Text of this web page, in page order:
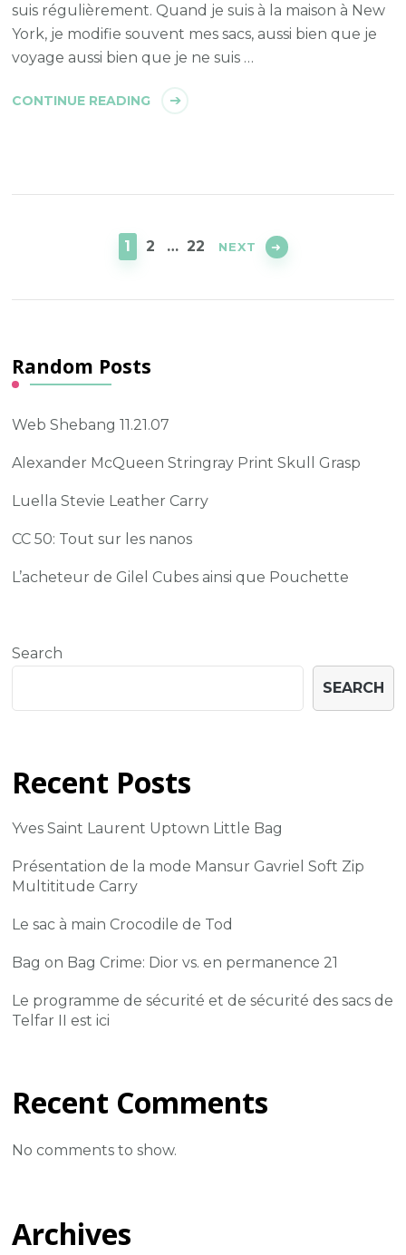
suis régulièrement. Quand je suis à la maison à New
York, je modifie souvent mes sacs, aussi bien que je
voyage aussi bien que je ne suis …
CONTINUE READING
navigation
PAGE
1 PAGE
2 … PAGE
22 NEXT
Random Posts
Web Shebang 11.21.07
Alexander McQueen Stringray Print Skull Grasp
Luella Stevie Leather Carry
CC 50: Tout sur les nanos
L’acheteur de Gilel Cubes ainsi que Pouchette
Search
SEARCH
Recent Posts
Yves Saint Laurent Uptown Little Bag
Présentation de la mode Mansur Gavriel Soft Zip
Multititude Carry
Le sac à main Crocodile de Tod
Bag on Bag Crime: Dior vs. en permanence 21
Le programme de sécurité et de sécurité des sacs de
Telfar II est ici
Recent Comments
No comments to show.
Archives